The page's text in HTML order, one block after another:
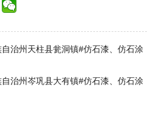
治州天柱县瓮洞镇#仿石漆、仿石涂
治州岑巩县大有镇#仿石漆、仿石涂